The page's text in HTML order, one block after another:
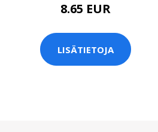
8.65 EUR
LISÄTIETOJA